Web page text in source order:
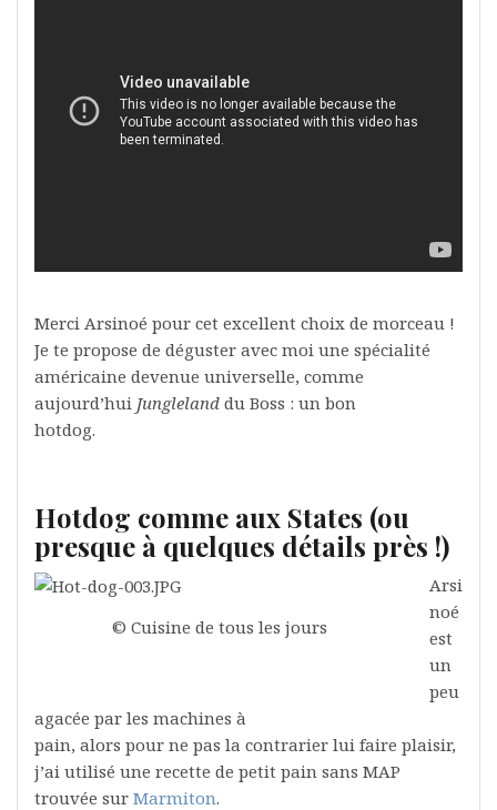
Merci Arsinoé pour cet excellent choix de morceau !
Je te propose de déguster avec moi une spécialité
américaine devenue universelle, comme
aujourd’hui Jungleland du Boss : un bon
hotdog.
Hotdog comme aux States (ou
presque à quelques détails près !)
© Cuisine de tous les jours
Arsi
noé
est
un
peu
agacée par les machines à
pain, alors pour ne pas la contrarier lui faire plaisir,
j’ai utilisé une recette de petit pain sans MAP
trouvée sur Marmiton.